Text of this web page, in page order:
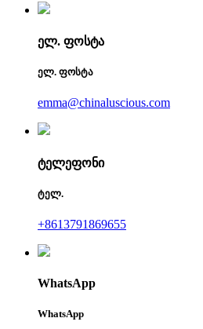
ელ. ფოსტა
ელ. ფოსტა
emma@chinaluscious.com
ტელეფონი
ტელ.
+8613791869655
WhatsApp
WhatsApp